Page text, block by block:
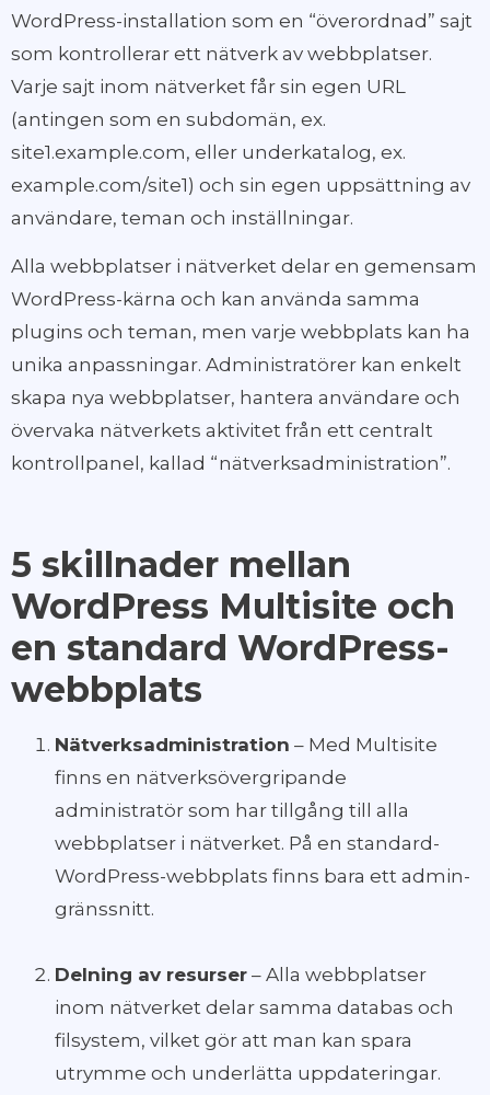
WordPress-installation som en “överordnad” sajt
som kontrollerar ett nätverk av webbplatser.
Varje sajt inom nätverket får sin egen URL
(antingen som en subdomän, ex.
site1.example.com, eller underkatalog, ex.
example.com/site1) och sin egen uppsättning av
användare, teman och inställningar.
Alla webbplatser i nätverket delar en gemensam
WordPress-kärna och kan använda samma
plugins och teman, men varje webbplats kan ha
unika anpassningar. Administratörer kan enkelt
skapa nya webbplatser, hantera användare och
övervaka nätverkets aktivitet från ett centralt
kontrollpanel, kallad “nätverksadministration”.
5 skillnader mellan
WordPress Multisite och
en standard WordPress-
webbplats
Nätverksadministration – Med Multisite
finns en nätverksövergripande
administratör som har tillgång till alla
webbplatser i nätverket. På en standard-
WordPress-webbplats finns bara ett admin-
gränssnitt.
Delning av resurser – Alla webbplatser
inom nätverket delar samma databas och
filsystem, vilket gör att man kan spara
utrymme och underlätta uppdateringar.